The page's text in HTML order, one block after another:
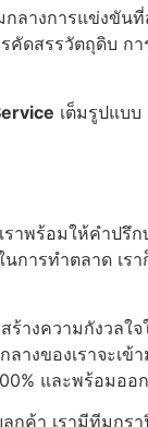
กลางการแข่งขั
ดสรรวัตถุดิบ กา
เต็มรูปแบบ
าพร้อมให้คำปรึ
การทำตลาด เร
างความกังวลใจ
างของเราจะเข้
และพร้อมออ
กค้า เรามีทีมกร